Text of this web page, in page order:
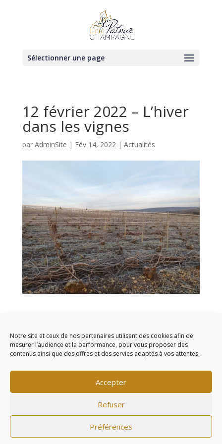
Notre site et ceux de nos partenaires utilisent des cookies afin de
mesurer l’audience et la performance, pour vous proposer des
contenus ainsi que des offres et des servies adaptés à vos attentes.
Accepter
Refuser
Préférences
Sélectionner une page
12 février 2022 – L’hiver
dans les vignes
par AdminSite | Fév 14, 2022| Actualités
Commentaires récents
L'abus d'alcool est dangereux pour la santé, à
consommer avec modération - ©2020Agence web